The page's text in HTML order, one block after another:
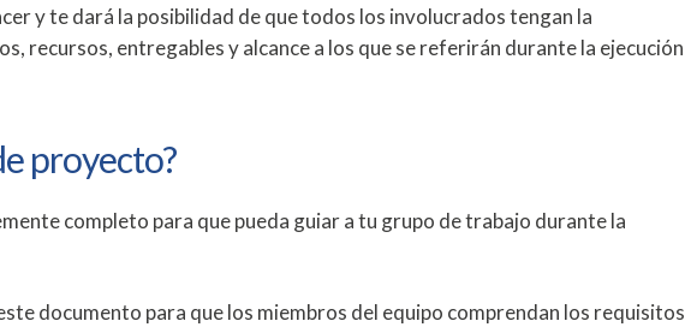
y te dará la posibilidad de que todos los involucrados tengan la
recursos, entregables y alcance a los que se referirán durante la ejecución
proyecto?
completo para que pueda guiar a tu grupo de trabajo durante la
documento para que los miembros del equipo comprendan los requisitos